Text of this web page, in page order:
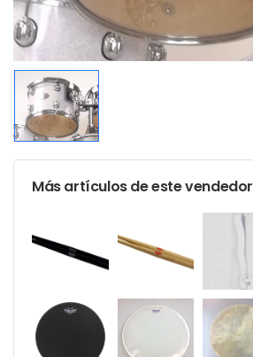
Más artículos de este vendedor